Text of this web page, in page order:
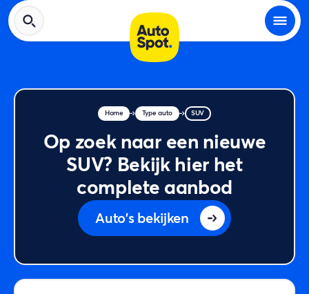
Home Type auto SUV
Op zoek naar een nieuwe
SUV? Bekijk hier het
complete aanbod
Auto's bekijken